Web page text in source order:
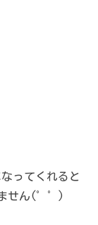
ってくれると
せん(゜゜)